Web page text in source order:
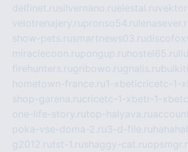
delfinet.rusilvernano.ruelestal.ru
velotrenajery.rupronso54.ru
show-pets.rusmartnews03.ru
miraclecoon.rupongup.ru hostel65.ru
firehunters.rugribowo.rugnalis.ru
hometown-france.ru1-xbeticricetc-1-
shop-garena.rucricetc-1-xbetr-1-
one-life-story.rutop-halyava.ru
poka-vse-doma-2.ru3-d-file.ru
g2012.rutst-1.rushaggy-cat.ru